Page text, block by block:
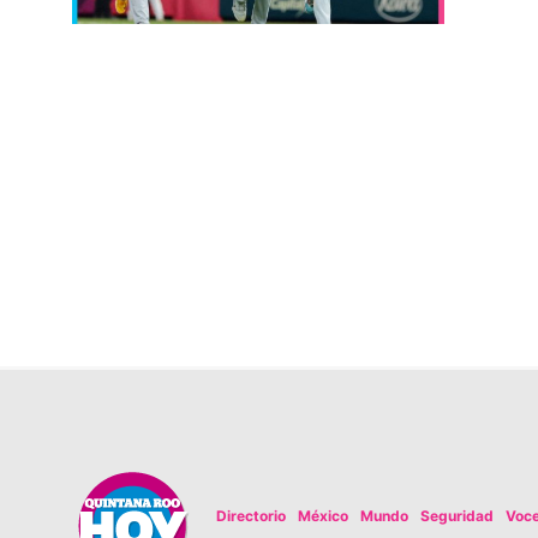
Directorio México Mundo Seguridad